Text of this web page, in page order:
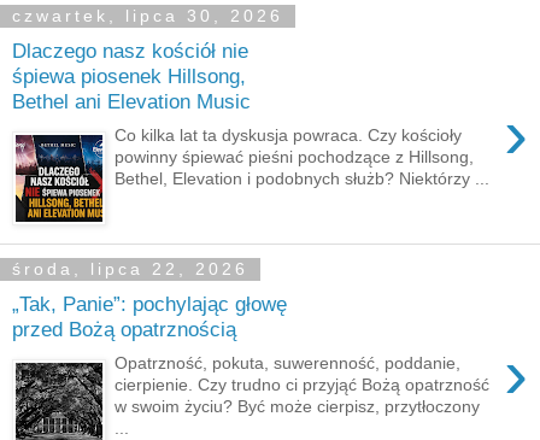
czwartek, lipca 30, 2026
Dlaczego nasz kościół nie
śpiewa piosenek Hillsong,
Bethel ani Elevation Music
›
Co kilka lat ta dyskusja powraca. Czy kościoły
powinny śpiewać pieśni pochodzące z Hillsong,
Bethel, Elevation i podobnych służb? Niektórzy ...
środa, lipca 22, 2026
„Tak, Panie”: pochylając głowę
przed Bożą opatrznością
›
Opatrzność, pokuta, suwerenność, poddanie,
cierpienie. Czy trudno ci przyjąć Bożą opatrzność
w swoim życiu? Być może cierpisz, przytłoczony
...